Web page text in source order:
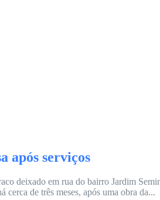
após serviços
deixado em rua do bairro Jardim
de três meses, após uma obra da...